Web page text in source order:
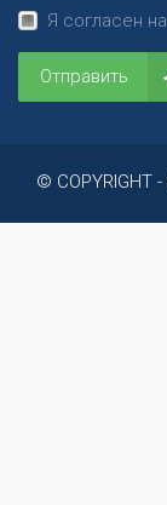
Я согласен
Отправить
© COPYRIGHT